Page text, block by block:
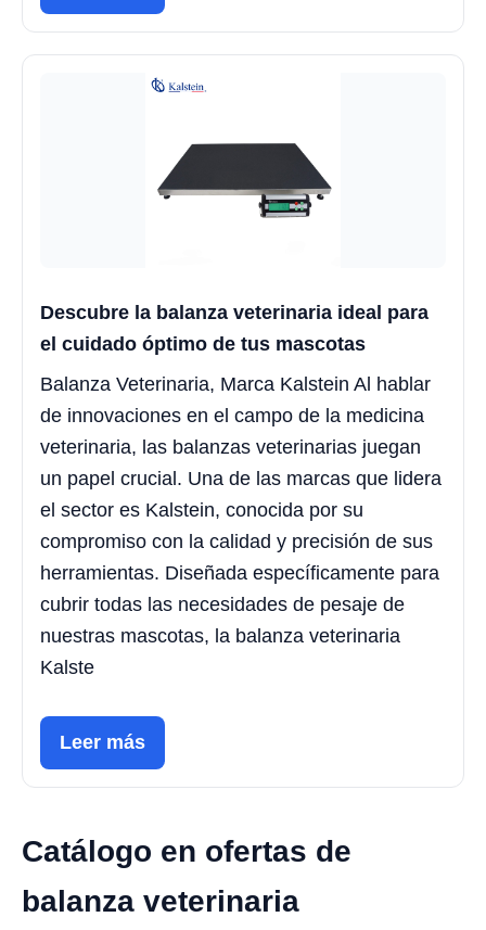
Descubre la balanza veterinaria ideal para
el cuidado óptimo de tus mascotas
Balanza Veterinaria, Marca Kalstein Al hablar
de innovaciones en el campo de la medicina
veterinaria, las balanzas veterinarias juegan
un papel crucial. Una de las marcas que lidera
el sector es Kalstein, conocida por su
compromiso con la calidad y precisión de sus
herramientas. Diseñada específicamente para
cubrir todas las necesidades de pesaje de
nuestras mascotas, la balanza veterinaria
Kalste
Leer más
Catálogo en ofertas de
balanza veterinaria